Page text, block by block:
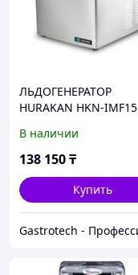
ЛЬДОГЕНЕРАТОР
HURAKAN HKN-IMF15
В наличии
138 150₸
Купить